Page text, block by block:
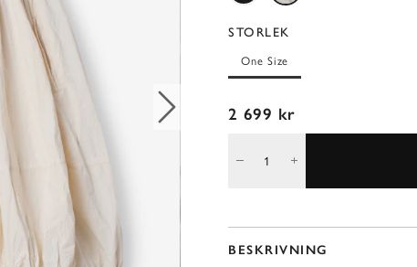
STORLEK
One Size
2 699 kr
BESKRIVNING